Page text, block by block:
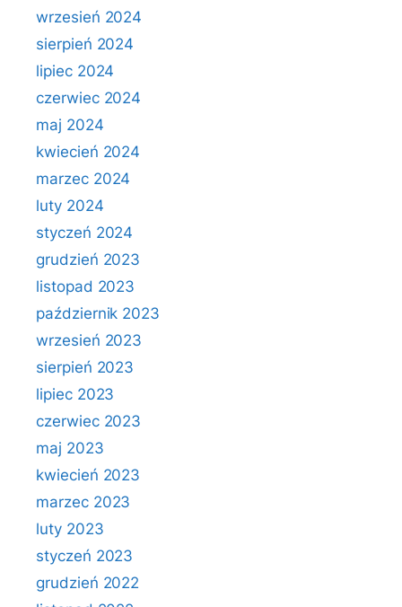
wrzesień 2024
sierpień 2024
lipiec 2024
czerwiec 2024
maj 2024
kwiecień 2024
marzec 2024
luty 2024
styczeń 2024
grudzień 2023
listopad 2023
październik 2023
wrzesień 2023
sierpień 2023
lipiec 2023
czerwiec 2023
maj 2023
kwiecień 2023
marzec 2023
luty 2023
styczeń 2023
grudzień 2022